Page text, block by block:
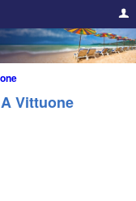
Vittuone